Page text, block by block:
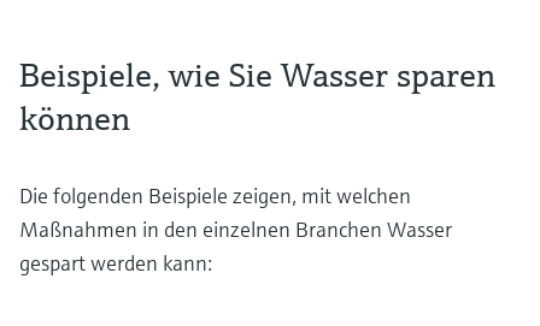
Beispiele, wie Sie Wasser sparen
können
Die folgenden Beispiele zeigen, mit welchen
Maßnahmen in den einzelnen Branchen Wasser
gespart werden kann: